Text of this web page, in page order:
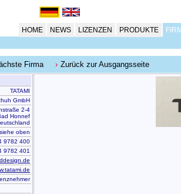
HOME NEWS LIZENZEN PRODUKTE
Firma Zurück zur Ausgangsseite
TATAMI
GmbH
2-4
Honnef
siehe oben
9782 400
9782 401